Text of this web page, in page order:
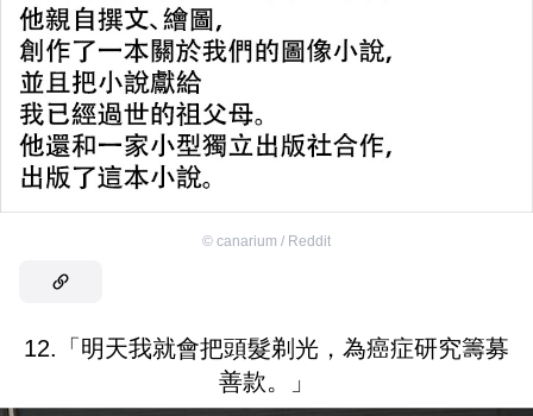
© canarium / Reddit
12.「明天我就會把頭髮剃光，為癌症研究籌募
善款。」